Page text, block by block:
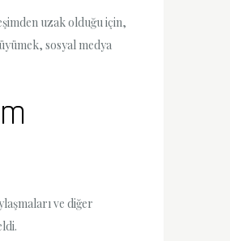
uzak olduğu için,
sosyal medya
ve diğer